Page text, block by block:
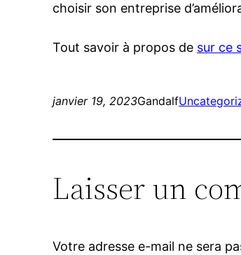
choisir son entreprise
Tout savoir à propos de sur ce
janvier 19, 2023Gandalf
Laisser un
Votre adresse e-mail ne sera